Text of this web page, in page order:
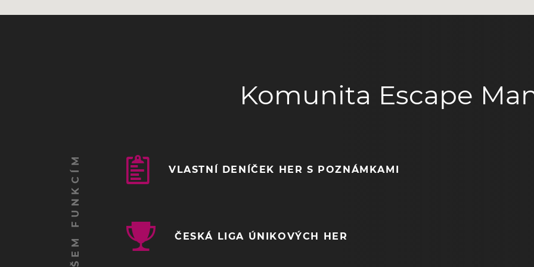
Komunita Escape
VLASTNÍ DENÍČEK HER S POZNÁMKAMI
ČESKÁ LIGA ÚNIKOVÝCH HER